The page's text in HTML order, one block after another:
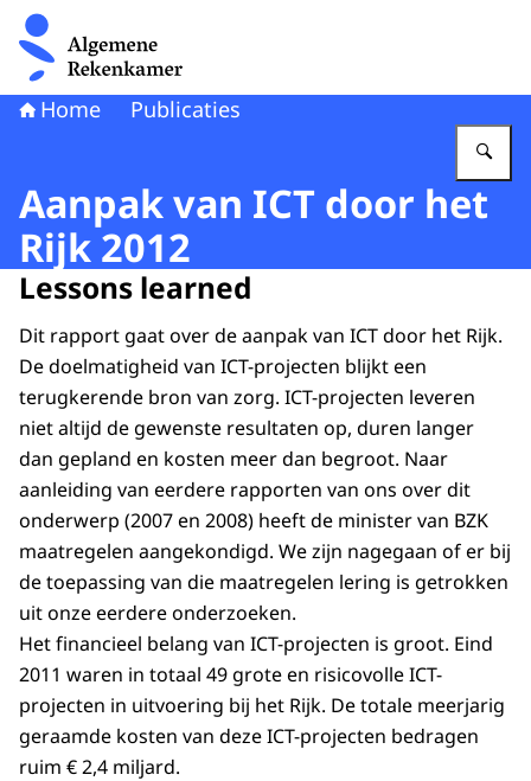
Naar de homepage van Algemene Rekenkamer
Home Publicaties
Aanpak van ICT door het
Rijk 2012
Lessons learned
Dit rapport gaat over de aanpak van ICT door het Rijk.
De doelmatigheid van ICT-projecten blijkt een
terugkerende bron van zorg. ICT-projecten leveren
niet altijd de gewenste resultaten op, duren langer
dan gepland en kosten meer dan begroot. Naar
aanleiding van eerdere rapporten van ons over dit
onderwerp (2007 en 2008) heeft de minister van BZK
maatregelen aangekondigd. We zijn nagegaan of er bij
de toepassing van die maatregelen lering is getrokken
uit onze eerdere onderzoeken.
Het financieel belang van ICT-projecten is groot. Eind
2011 waren in totaal 49 grote en risicovolle ICT-
projecten in uitvoering bij het Rijk. De totale meerjarig
geraamde kosten van deze ICT-projecten bedragen
ruim € 2,4 miljard.